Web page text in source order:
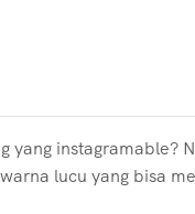
yang instagramable?
lucu yang bisa